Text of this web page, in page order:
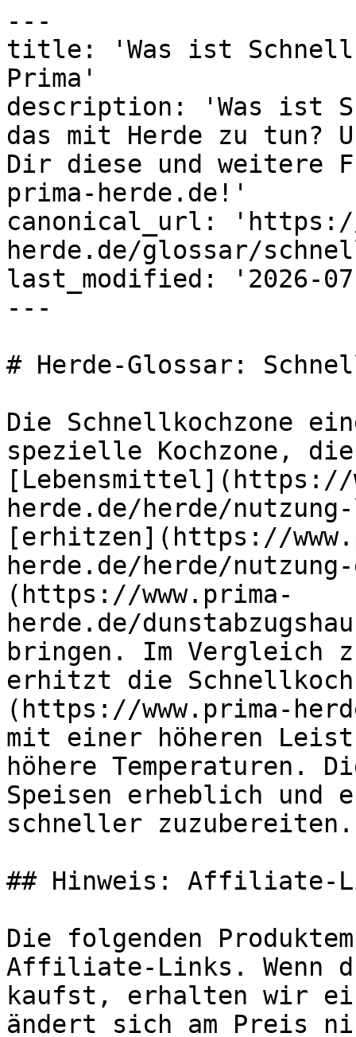
---
title: 'Was ist
Prima'
description: 'Was ist
das mit Herde zu tun?
Dir diese und weitere
prima-herde.de!'
canonical_url: 'https://
herde.de/glossar/
last_modified: '2026-
---
# Herde-Glossar:
Die Schnellkochzone
spezielle Kochzone,
[Lebensmittel](https://
herde.de/herde/
[erhitzen](https://
herde.de/herde/
(https://www.prima-
herde.de/
bringen. Im Vergleich
erhitzt die
(https://www.prima-
mit einer höheren
höhere Temperaturen.
Speisen erheblich und
schneller zuzubereiten.
## Hinweis: Affiliate-
Die folgenden
Affiliate-Links. Wenn
kaufst, erhalten wir
ändert sich am Preis